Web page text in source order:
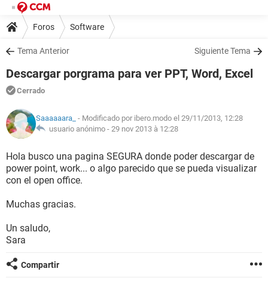
Foros Software
Tema Anterior Siguiente Tema
Descargar porgrama para ver PPT, Word, Excel
Cerrado
Saaaaaara_ - Modificado por ibero.modo el 29/11/2013, 12:28
usuario anónimo - 29 nov 2013 à 12:28
Hola busco una pagina SEGURA donde poder descargar de
power point, work... o algo parecido que se pueda visualizar
con el open office.
Muchas gracias.
Un saludo,
Sara
Compartir